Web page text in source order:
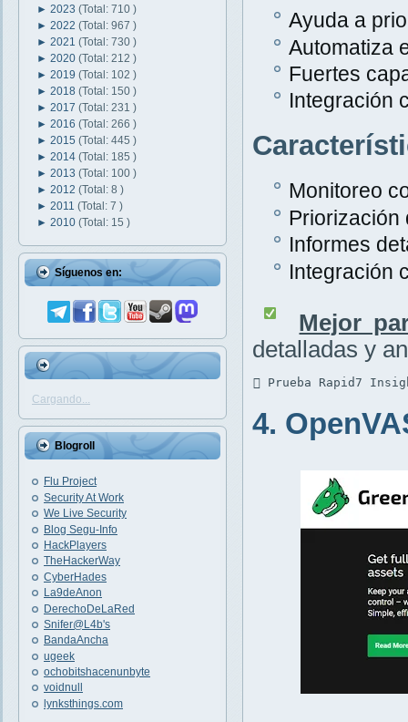
► 2023 (Total: 710 )
► 2022 (Total: 967 )
► 2021 (Total: 730 )
► 2020 (Total: 212 )
► 2019 (Total: 102 )
► 2018 (Total: 150 )
► 2017 (Total: 231 )
► 2016 (Total: 266 )
► 2015 (Total: 445 )
► 2014 (Total: 185 )
► 2013 (Total: 100 )
► 2012 (Total: 8 )
► 2011 (Total: 7 )
► 2010 (Total: 15 )
Síguenos en:
Cargando...
Blogroll
Flu Project
Security At Work
We Live Security
Blog Segu-Info
HackPlayers
TheHackerWay
CyberHades
La9deAnon
DerechoDeLaRed
Snifer@L4b's
BandaAncha
ugeek
ochobitshacenunbyte
voidnull
lynksthings.com
Ayuda a
Automatiza
Fuertes
Integración
Monitoreo
Priorización
Informes
Integración
Mejor
detalladas y
 Prueba Rapid7
4.